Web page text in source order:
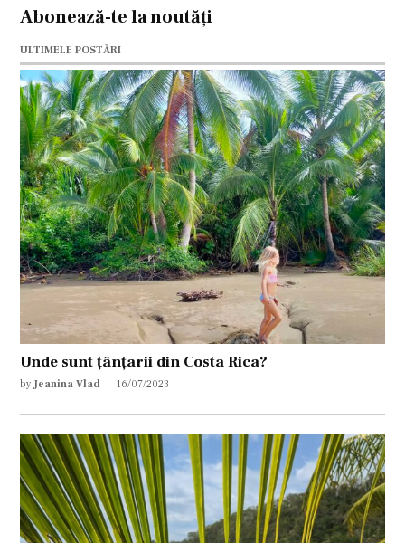
Abonează-te la noutăți
ULTIMELE POSTĂRI
Unde sunt țânțarii din Costa Rica?
by Jeanina Vlad 16/07/2023